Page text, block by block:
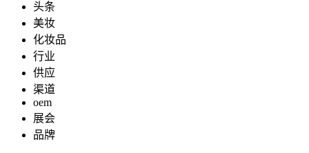
头条
美妆
化妆品
行业
供应
渠道
oem
展会
品牌